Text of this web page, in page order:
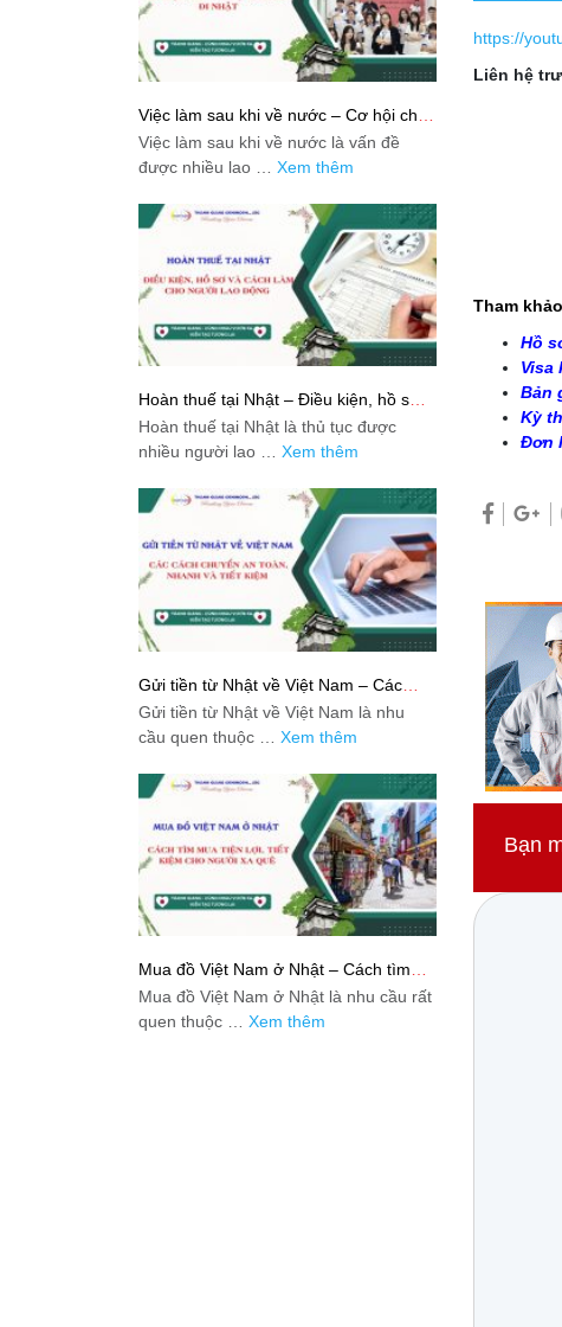
https://
Liên hệ
Tham
Hồ
Visa
Bản
Kỳ
Đơn
Bạn
Việc làm sau khi về nước – Cơ hội cho
lao động từng đi Nhật
Việc làm sau khi về nước là vấn đề
được nhiều lao … Xem thêm
Hoàn thuế tại Nhật – Điều kiện, hồ sơ
và cách làm cho người lao động
Hoàn thuế tại Nhật là thủ tục được
nhiều người lao … Xem thêm
Gửi tiền từ Nhật về Việt Nam – Các
cách chuyển an toàn, nhanh và tiết
kiệm
Gửi tiền từ Nhật về Việt Nam là nhu
cầu quen thuộc … Xem thêm
Mua đồ Việt Nam ở Nhật – Cách tìm
mua tiện lợi, tiết kiệm cho người xa quê
Mua đồ Việt Nam ở Nhật là nhu cầu rất
quen thuộc … Xem thêm